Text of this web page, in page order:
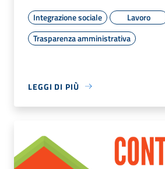
Integrazione sociale
Lavoro
Trasparenza amministrativa
LEGGI DI PIÙ